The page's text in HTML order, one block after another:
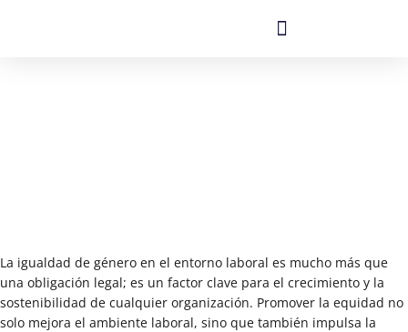
La igualdad de género en el entorno laboral es mucho más que
una obligación legal; es un factor clave para el crecimiento y la
sostenibilidad de cualquier organización. Promover la equidad no
solo mejora el ambiente laboral, sino que también impulsa la